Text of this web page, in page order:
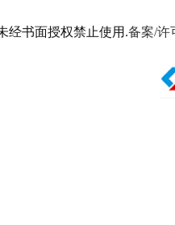
经书面授权禁止使用.备案/许